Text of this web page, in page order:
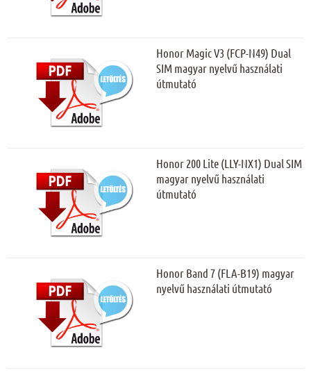
Honor Magic V3 (FCP-N49) Dual
SIM magyar nyelvű használati
útmutató
Honor 200 Lite (LLY-NX1) Dual SIM
magyar nyelvű használati
útmutató
Honor Band 7 (FLA-B19) magyar
nyelvű használati útmutató